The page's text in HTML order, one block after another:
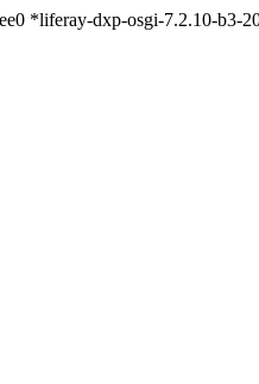
*liferay-dxp-osgi-7.2.10-b3-